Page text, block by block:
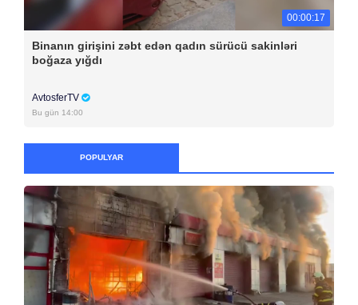
00:00:17
Binanın girişini zəbt edən qadın sürücü sakinləri
boğaza yığdı
AvtosferTV
Bu gün 14:00
POPULYAR